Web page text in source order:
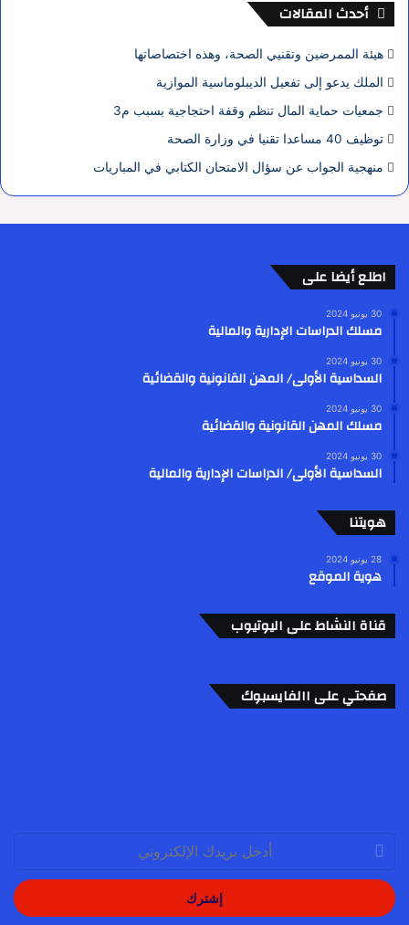
أحدث المقالات
هيئة الممرضين وتقنيي الصحة، وهذه اختصاصاتها
الملك يدعو إلى تفعيل الديبلوماسية الموازية
جمعيات حماية المال تنظم وقفة احتجاجية بسبب م3
توظيف 40 مساعدا تقنيا في وزارة الصحة
منهجية الجواب عن سؤال الامتحان الكتابي في المباريات
اطلع أيضا على
30 يونيو 2024
مسلك الدراسات الإدارية والمالية
30 يونيو 2024
السداسية الأولى/ المهن القانونية والقضائية
30 يونيو 2024
مسلك المهن القانونية والقضائية
30 يونيو 2024
السداسية الأولى/ الدراسات الإدارية والمالية
هويتنا
28 يونيو 2024
هوية الموقع
قناة النشاط على اليوتيوب
صفحتي على االفايسبوك
بريدك
الإلكتروني